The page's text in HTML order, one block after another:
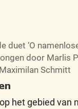
duet ‘O
door Marlis
Maximilan Schmitt
het gebied van